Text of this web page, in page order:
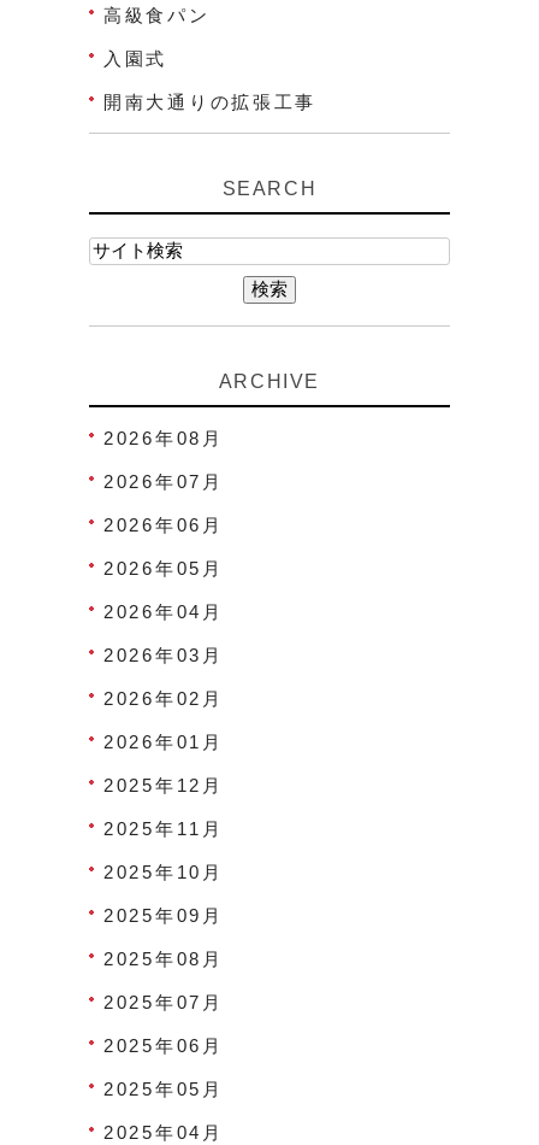
高級食パン
入園式
開南大通りの拡張工事
SEARCH
ARCHIVE
2026年08月
2026年07月
2026年06月
2026年05月
2026年04月
2026年03月
2026年02月
2026年01月
2025年12月
2025年11月
2025年10月
2025年09月
2025年08月
2025年07月
2025年06月
2025年05月
2025年04月